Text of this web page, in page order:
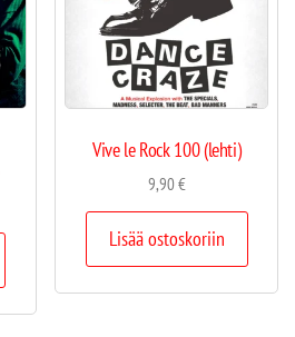
Vive le Rock 100 (lehti)
9,90€
Lisää ostoskoriin